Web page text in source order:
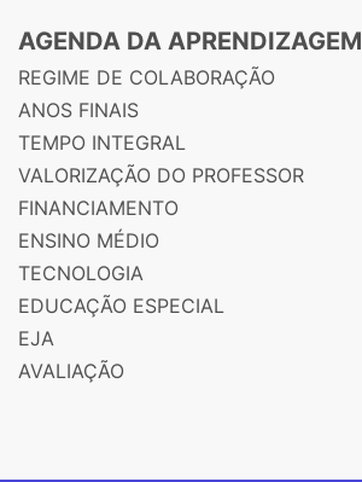
AGENDA DA APRENDIZAGEM
REGIME DE COLABORAÇÃO
ANOS FINAIS
TEMPO INTEGRAL
VALORIZAÇÃO DO PROFESSOR
FINANCIAMENTO
ENSINO MÉDIO
TECNOLOGIA
EDUCAÇÃO ESPECIAL
EJA
AVALIAÇÃO